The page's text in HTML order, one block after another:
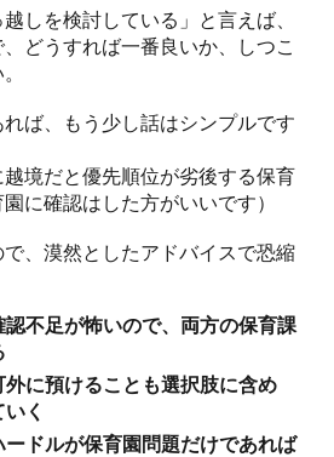
しを検討している」と言えば、
どうすれば一番良いか、しつこ
ば、もう少し話はシンプルです
越境だと優先順位が劣後する保育
に確認はした方がいいです）
、漠然としたアドバイスで恐縮
認不足が怖いので、両方の保育課
に預けることも選択肢に含め
く
ドルが保育園問題だけであれば